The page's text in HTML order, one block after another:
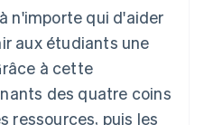
et
à but
code
équipe
n'importe qui d'aider
aux étudiants une
à cette
des quatre coins
ressources, puis les